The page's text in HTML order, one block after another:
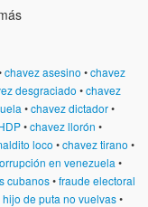
chavez asesino •chavez
desgraciado •chavez
•chavez dictador•
•chavez llorón •
loco •chavez tirano •
en venezuela •
cubanos•fraude electoral
hijo de puta no vuelvas•